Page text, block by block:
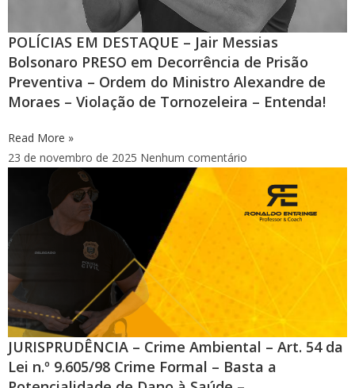
POLÍCIAS EM DESTAQUE – Jair Messias
Bolsonaro PRESO em Decorrência de Prisão
Preventiva – Ordem do Ministro Alexandre de
Moraes – Violação de Tornozeleira – Entenda!
Read More »
23 de novembro de 2025 Nenhum comentário
JURISPRUDÊNCIA – Crime Ambiental – Art. 54 da
Lei n.º 9.605/98 Crime Formal – Basta a